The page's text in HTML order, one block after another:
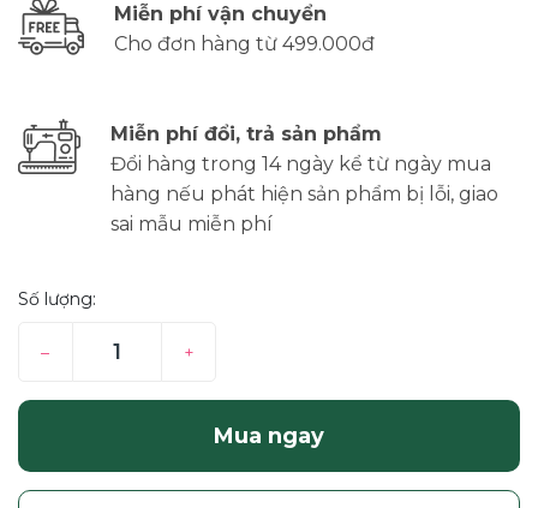
Miễn phí vận chuyển
Cho đơn hàng từ 499.000đ
Miễn phí đổi, trả sản phẩm
Đổi hàng trong 14 ngày kể từ ngày mua
hàng nếu phát hiện sản phẩm bị lỗi, giao
sai mẫu miễn phí
Số lượng:
– +
Mua ngay